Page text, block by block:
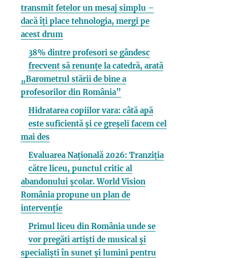
transmit fetelor un mesaj simplu –
dacă îți place tehnologia, mergi pe
acest drum
38% dintre profesori se gândesc
frecvent să renunțe la catedră, arată
„Barometrul stării de bine a
profesorilor din România”
Hidratarea copiilor vara: câtă apă
este suficientă și ce greșeli facem cel
mai des
Evaluarea Națională 2026: Tranziția
către liceu, punctul critic al
abandonului școlar. World Vision
România propune un plan de
intervenție
Primul liceu din România unde se
vor pregăti artiști de musical și
specialiști în sunet și lumini pentru